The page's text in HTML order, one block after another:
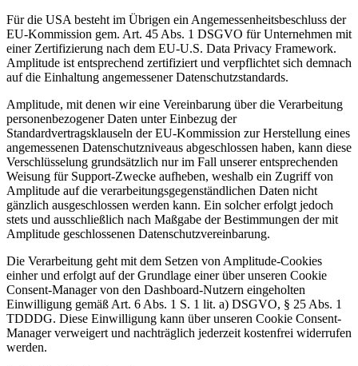
Für die USA besteht im Übrigen ein Angemessenheitsbeschluss der
EU-Kommission gem. Art. 45 Abs. 1 DSGVO für Unternehmen mit
einer Zertifizierung nach dem EU-U.S. Data Privacy Framework.
Amplitude ist entsprechend zertifiziert und verpflichtet sich demnach
auf die Einhaltung angemessener Datenschutzstandards.
Amplitude, mit denen wir eine Vereinbarung über die Verarbeitung
personenbezogener Daten unter Einbezug der
Standardvertragsklauseln der EU-Kommission zur Herstellung eines
angemessenen Datenschutzniveaus abgeschlossen haben, kann diese
Verschlüsselung grundsätzlich nur im Fall unserer entsprechenden
Weisung für Support-Zwecke aufheben, weshalb ein Zugriff von
Amplitude auf die verarbeitungsgegenständlichen Daten nicht
gänzlich ausgeschlossen werden kann. Ein solcher erfolgt jedoch
stets und ausschließlich nach Maßgabe der Bestimmungen der mit
Amplitude geschlossenen Datenschutzvereinbarung.
Die Verarbeitung geht mit dem Setzen von Amplitude-Cookies
einher und erfolgt auf der Grundlage einer über unseren Cookie
Consent-Manager von den Dashboard-Nutzern eingeholten
Einwilligung gemäß Art. 6 Abs. 1 S. 1 lit. a) DSGVO, § 25 Abs. 1
TDDDG. Diese Einwilligung kann über unseren Cookie Consent-
Manager verweigert und nachträglich jederzeit kostenfrei widerrufen
werden.